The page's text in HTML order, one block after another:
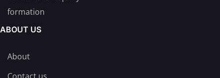
formation
ABOUT US
About